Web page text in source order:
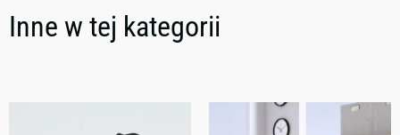
Inne w tej kategorii